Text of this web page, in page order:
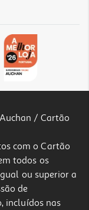
/ Cartão
com o Cartão
todos os
ou superior a
de
incluídos nas